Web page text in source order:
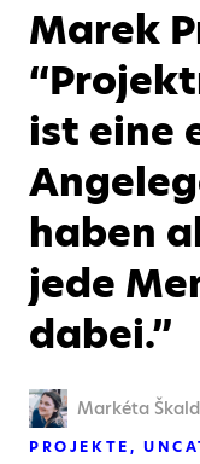
Marek
ist eine
haben
jede
dabei.”
Markéta
PROJEKTE